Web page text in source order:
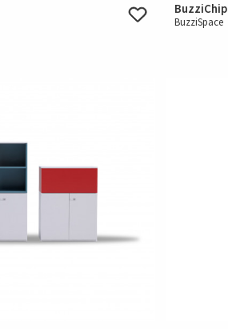
BuzziChip
BuzziSpace